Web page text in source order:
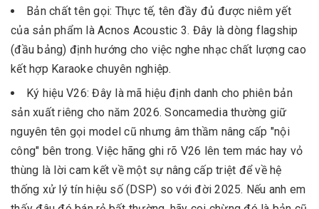
Bản chất tên gọi: Thực tế, tên đầy đủ được niêm yết
của sản phẩm là Acnos Acoustic 3. Đây là dòng flagship
(đầu bảng) định hướng cho việc nghe nhạc chất lượng cao
kết hợp Karaoke chuyên nghiệp.
Ký hiệu V26: Đây là mã hiệu định danh cho phiên bản
sản xuất riêng cho năm 2026. Soncamedia thường giữ
nguyên tên gọi model cũ nhưng âm thầm nâng cấp "nội
công" bên trong. Việc hãng ghi rõ V26 lên tem mác hay vỏ
thùng là lời cam kết về một sự nâng cấp triệt để về hệ
thống xử lý tín hiệu số (DSP) so với đời 2025. Nếu anh em